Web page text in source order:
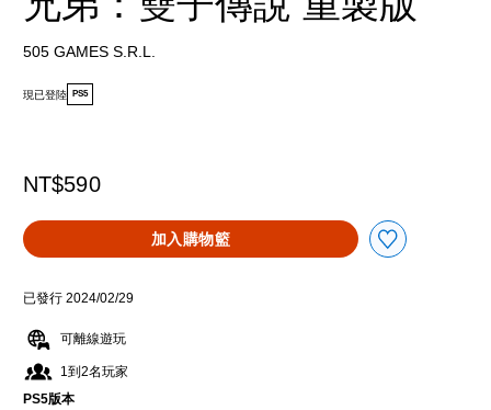
505 GAMES S.R.L.
現已登陸 PS5
NT$590
加入購物籃
已發行 2024/02/29
可離線遊玩
1到2名玩家
PS5版本